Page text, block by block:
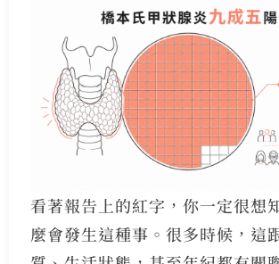
看著報告上的紅字，你一定很想
麼會發生這種事。很多時候，這